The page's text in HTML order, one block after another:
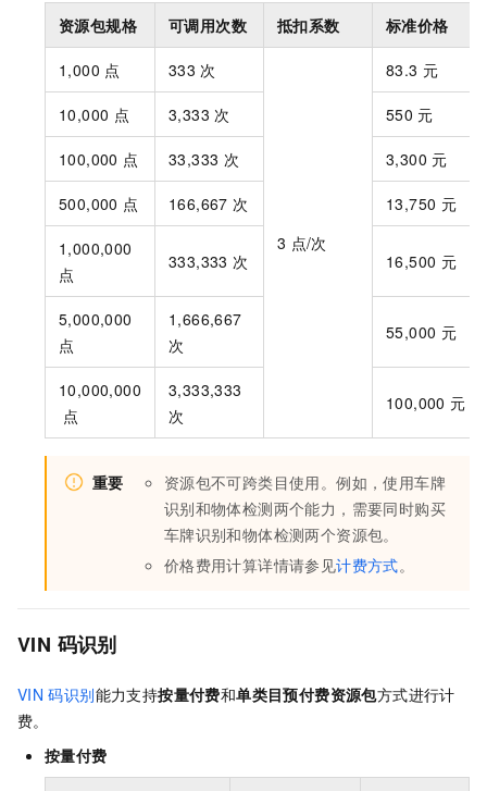
资源包规格 可调用次数 抵扣系数 标准价格
1,000 点 333 次
3 点/次
83.3 元
10,000 点 3,333 次 550 元
100,000 点 33,333 次 3,300 元
500,000 点 166,667 次 13,750 元
1,000,000
点
333,333 次 16,500 元
5,000,000
点
1,666,667
次
55,000 元
10,000,000
点
3,333,333
次
100,000 元
重要
资源包不可跨类目使用。例如，使用车牌
识别和物体检测两个能力，需要同时购买
车牌识别和物体检测两个资源包。
价格费用计算详情请参见计费方式。
VIN 码识别
VIN 码识别能力支持按量付费和单类目预付费资源包方式进行计
费。
按量付费